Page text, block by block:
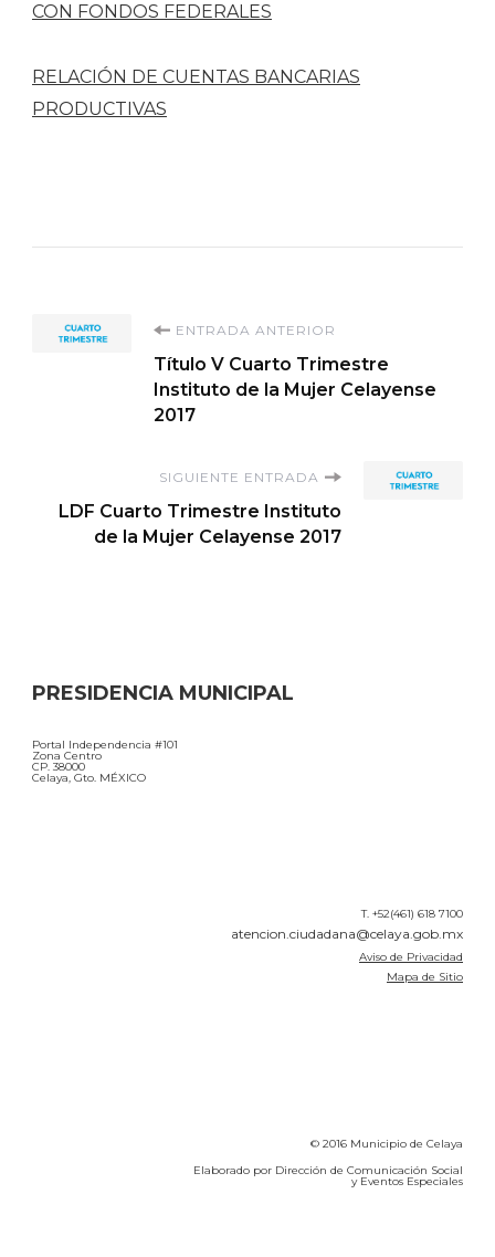
CON FONDOS FEDERALES
RELACIÓN DE CUENTAS BANCARIAS
PRODUCTIVAS
Navegación
ENTRADA ANTERIOR
Título V Cuarto Trimestre
Instituto de la Mujer Celayense
2017
SIGUIENTE ENTRADA
LDF Cuarto Trimestre Instituto
de la Mujer Celayense 2017
PRESIDENCIA MUNICIPAL
Portal Independencia #101
Zona Centro
CP. 38000
Celaya, Gto. MÉXICO
T. +52(461) 618 7100
atencion.ciudadana@celaya.gob.mx
Aviso de Privacidad
Mapa de Sitio
© 2016 Municipio de Celaya
Elaborado por Dirección de Comunicación Social
y Eventos Especiales